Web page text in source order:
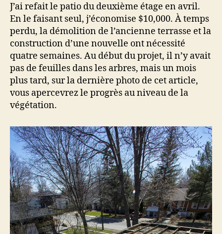
J’ai refait le patio du deuxième étage en avril.
En le faisant seul, j’économise $10,000. À temps
perdu, la démolition de l’ancienne terrasse et la
construction d’une nouvelle ont nécessité
quatre semaines. Au début du projet, il n’y avait
pas de feuilles dans les arbres, mais un mois
plus tard, sur la dernière photo de cet article,
vous apercevrez le progrès au niveau de la
végétation.